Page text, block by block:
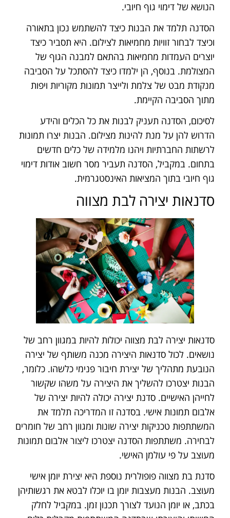
הנושא של דימוי גוף חיובי.
הסדנה תלמד את הבנות כיצד להשתמש נכון בתאורה
וכיצד לבחור זוויות מחמיאות לצילום. היא תסביר כיצד
יוצרים העמדות מחמיאות בהתאם למבנה הגוף של
המצולמת. בנוסף, הן ילמדו כיצד להסתכל על הסביבה
מנקודת מבט של צלמת ולייצר תמונות מקוריות ויפות
מתוך הסביבה הקיימת.
לסיכום, הסדנה תעניק לבנות את כל הכלים והידע
הדרוש להן על מנת להינות מצילום. הבנות יצרו תמונות
לרשתות החברתיות ויהנו מלמידה של כלים חדשים
בתחום. במקביל, הסדנה תעביר מסר חשוב אודות דימוי
גוף חיובי בתוך המציאות האינסטגרמית.
סדנאות יצירה לבת מצווה
סדנאות יצירה לבת מצווה יכולות להיות במגוון רחב של
נושאים. לכול סדנאות היצירה מכנה משותף של יצירה
הנובעת מתהליך של יצירת חיבור פנימי כלשהו. כלומר,
הבנות יצטרכו להשליך את היצירה על משהו שקשור
לחייהן האישיים. סדנת יצירה יכולה להיות יצירה של
אלבום תמונות אישי. בסדנה זו המדריכה תלמד את
המשתתפות טכניקות יצירה שונות ומגוון רחב של חומרים
לבחירה. משתתפות הסדנה יצטרכו ליצור אלבום תמונות
מעוצב על פי עולמן האישי.
סדנת בת מצווה פופולרית נוספת היא יצירת יומן אישי
מעוצב. הבנות מעצבות יומן בו יוכלו לבטא את רגשותיהן
בכתב, או יומן הנועד לצורך תכנון זמן. במקביל לחלק